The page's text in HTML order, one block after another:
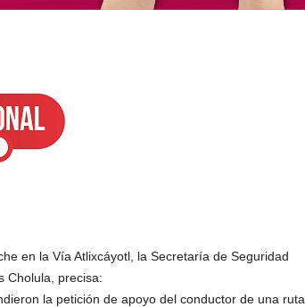
en la Vía Atlixcáyotl, la Secretaría de Seguridad
Cholula, precisa:
la petición de apoyo del conductor de una ruta